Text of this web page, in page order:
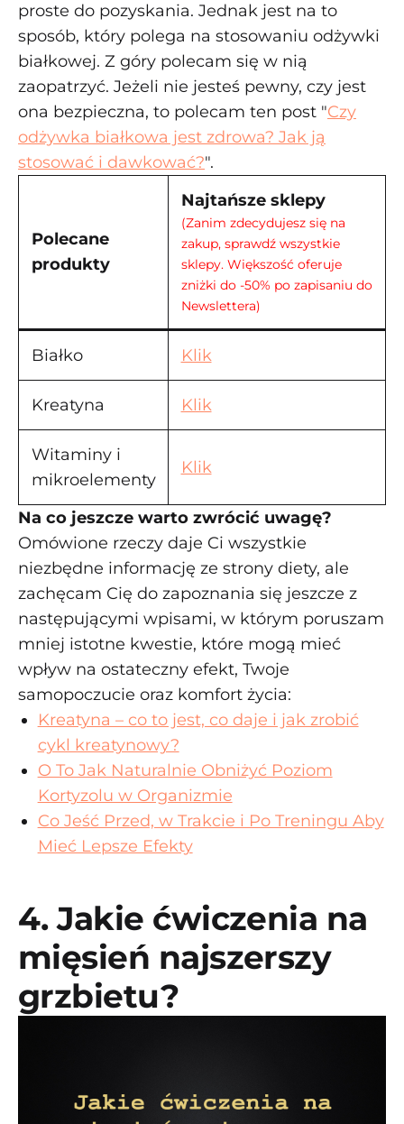
proste do pozyskania. Jednak jest na to
sposób, który polega na stosowaniu odżywki
białkowej. Z góry polecam się w nią
zaopatrzyć. Jeżeli nie jesteś pewny, czy jest
ona bezpieczna, to polecam ten post "Czy
odżywka białkowa jest zdrowa? Jak ją
stosować i dawkować?".
Polecane
produkty
Najtańsze sklepy
(Zanim zdecydujesz się na
zakup, sprawdź wszystkie
sklepy. Większość oferuje
zniżki do -50% po zapisaniu do
Newslettera)
Białko Klik
Kreatyna Klik
Witaminy i
mikroelementy
Klik
Na co jeszcze warto zwrócić uwagę?
Omówione rzeczy daje Ci wszystkie
niezbędne informację ze strony diety, ale
zachęcam Cię do zapoznania się jeszcze z
następującymi wpisami, w którym poruszam
mniej istotne kwestie, które mogą mieć
wpływ na ostateczny efekt, Twoje
samopoczucie oraz komfort życia:
Kreatyna – co to jest, co daje i jak zrobić
cykl kreatynowy?
O To Jak Naturalnie Obniżyć Poziom
Kortyzolu w Organizmie
Co Jeść Przed, w Trakcie i Po Treningu Aby
Mieć Lepsze Efekty
4. Jakie ćwiczenia na
mięsień najszerszy
grzbietu?